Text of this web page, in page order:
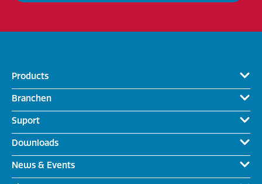
Products
Branchen
Suport
Downloads
News & Events